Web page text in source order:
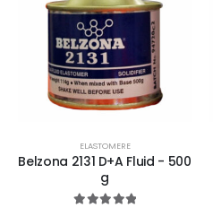
ELASTOMERE
Belzona 2131 D+A Fluid - 500
g